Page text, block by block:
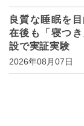
良質な睡眠を
在後も「寝つ
設で実証実験
2026年08月07日